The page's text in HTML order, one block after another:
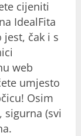
cijeniti
IdealFita
čak i s
web
umjesto
Osim
sigurna (svi